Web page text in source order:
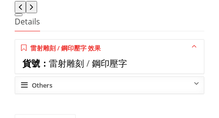
Details
雷射雕刻 / 鋼印壓字 效果
貨號： 雷射雕刻 / 鋼印壓字
Others